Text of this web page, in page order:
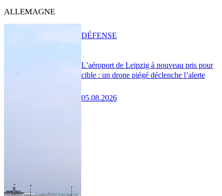
ALLEMAGNE
L’aéroport de Leipzig à nouveau pris pour
cible : un drone piégé déclenche l’alerte
05.08.2026
DÉFENSE